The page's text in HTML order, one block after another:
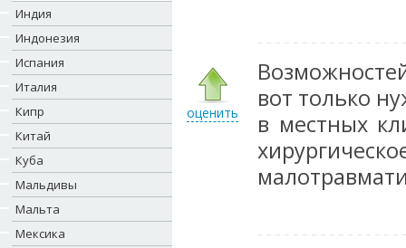
Индия
Индонезия
Испания
Италия
Кипр
Китай
Куба
Мальдивы
Мальта
Мексика
оценить
вот только
в местных